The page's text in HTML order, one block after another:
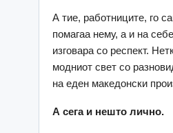
А тие, работниците, го
помагаа нему, а и на
изговара со респект.
модниот свет со
на еден македонски
А сега и нешто лично.